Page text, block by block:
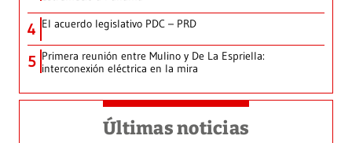
4 El acuerdo legislativo PDC – PRD
5 Primera reunión entre Mulino y De La Espriella:
interconexión eléctrica en la mira
Últimas noticias